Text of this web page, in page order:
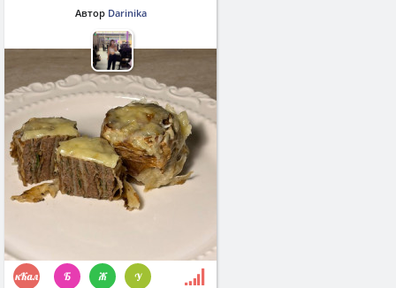
Автор Darinika